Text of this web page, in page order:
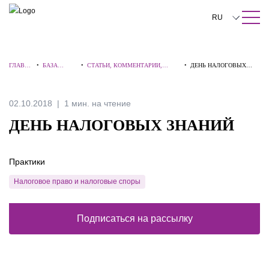
ПОИСК ПО САЙТУ Закрыть
RU
中文
Português
ГЛАВНА
•БАЗА
•СТАТЬИ, КОММЕНТАРИИ,
• ДЕНЬ НАЛОГОВЫХ
02.10.2018 1 мин. на чтение
ДЕНЬ НАЛОГОВЫХ ЗНАНИЙ
Практики
Налоговое право и налоговые споры
Подписаться на рассылку